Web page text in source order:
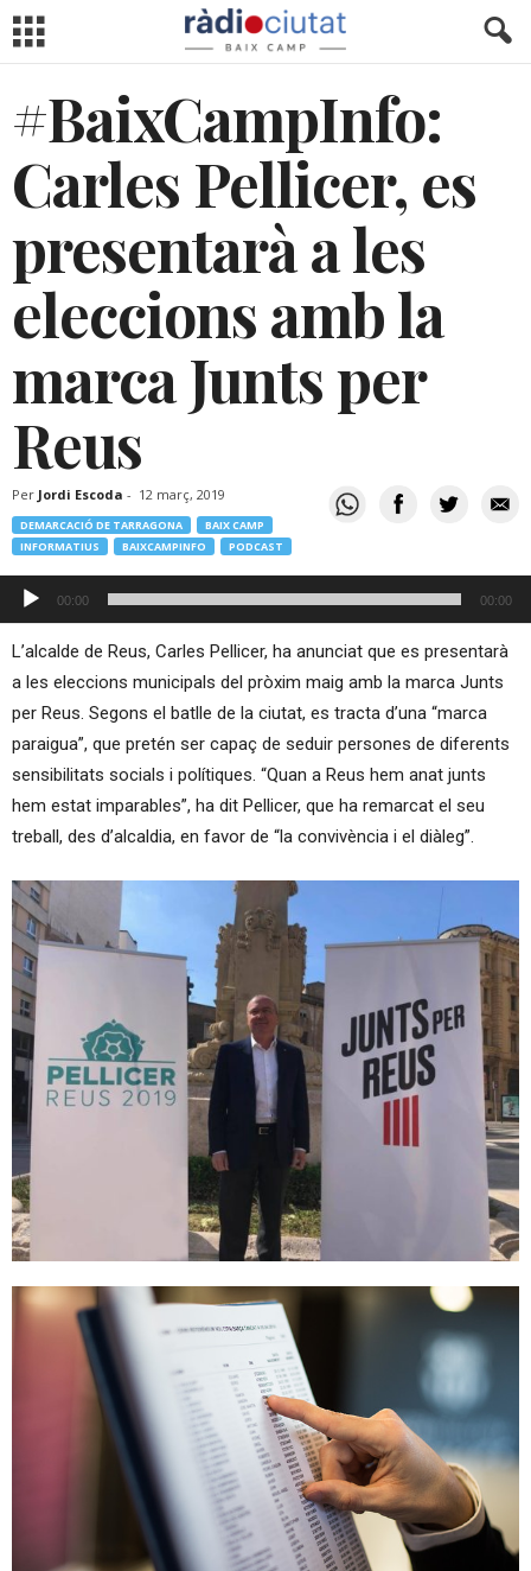
#BaixCampInfo:
Carles Pellicer, es
presentarà a les
eleccions amb la
marca Junts per
Reus
Per Jordi Escoda - 12 març, 2019
DEMARCACIÓ DE TARRAGONA
BAIX CAMP
INFORMATIUS
BAIXCAMPINFO PODCAST
Reproductor
d'àudio
00:00 00:00
L’alcalde de Reus, Carles Pellicer, ha anunciat que es presentarà
a les eleccions municipals del pròxim maig amb la marca Junts
per Reus. Segons el batlle de la ciutat, es tracta d’una “marca
paraigua”, que pretén ser capaç de seduir persones de diferents
sensibilitats socials i polítiques. “Quan a Reus hem anat junts
hem estat imparables”, ha dit Pellicer, que ha remarcat el seu
treball, des d’alcaldia, en favor de “la convivència i el diàleg”.